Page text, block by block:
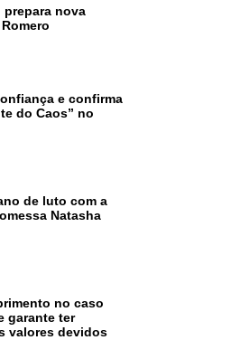
nova
e confirma
do Caos” no
de luto com a
Natasha
no caso
garante ter
valores devidos